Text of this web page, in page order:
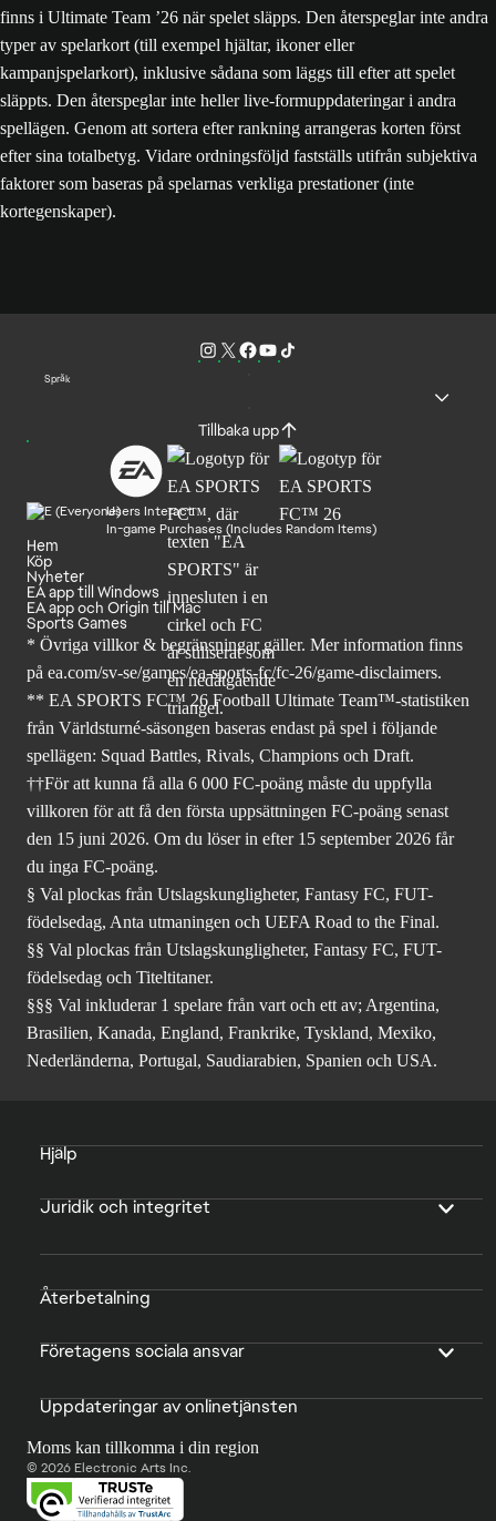
finns i Ultimate Team ’26 när spelet släpps. Den återspeglar inte andra
typer av spelarkort (till exempel hjältar, ikoner eller
kampanjspelarkort), inklusive sådana som läggs till efter att spelet
släppts. Den återspeglar inte heller live-formuppdateringar i andra
spellägen. Genom att sortera efter rankning arrangeras korten först
efter sina totalbetyg. Vidare ordningsföljd fastställs utifrån subjektiva
faktorer som baseras på spelarnas verkliga prestationer (inte
kortegenskaper).
Språk
Tillbaka upp
Users Interact
In-game Purchases (Includes Random Items)
Hem
Köp
Nyheter
EA app till Windows
EA app och Origin till Mac
Sports Games
* Övriga villkor & begränsningar gäller. Merinformation finns
på ea.com/sv-se/games/ea-sports-fc/fc-26/game-disclaimers.
** EA SPORTS FC™ 26 Football Ultimate Team™-statistiken
från Världsturné-säsongen baseras endast på spel i följande
spellägen: Squad Battles, Rivals, Champions och Draft.
††För att kunna få alla 6 000 FC-poäng måste du uppfylla
villkoren för att få den första uppsättningen FC-poäng senast
den 15 juni 2026. Om du löser in efter 15 september 2026 får
du inga FC-poäng.
§ Val plockas från Utslagskungligheter, Fantasy FC, FUT-
födelsedag, Anta utmaningen och UEFA Road to the Final.
§§ Val plockas från Utslagskungligheter, Fantasy FC, FUT-
födelsedag och Titeltitaner.
§§§ Val inkluderar 1 spelare från vart och ett av; Argentina,
Brasilien, Kanada, England, Frankrike, Tyskland, Mexiko,
Nederländerna, Portugal, Saudiarabien, Spanien och USA.
Hjälp
Juridik och integritet
Återbetalning
Företagens sociala ansvar
Uppdateringar av onlinetjänsten
Moms kan tillkomma i din region
© 2026 Electronic Arts Inc.